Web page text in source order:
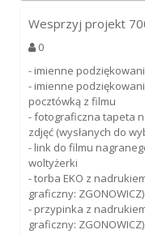
Wesprzyj projekt
0
- imienne
- imienne
pocztówką z filmu
- fotograficzna tapeta
zdjęć (wysłanych do
- link do filmu
woltyżerki
- torba EKO z
graficzny: ZGONOWICZ)
- przypinka z
graficzny: ZGONOWICZ)